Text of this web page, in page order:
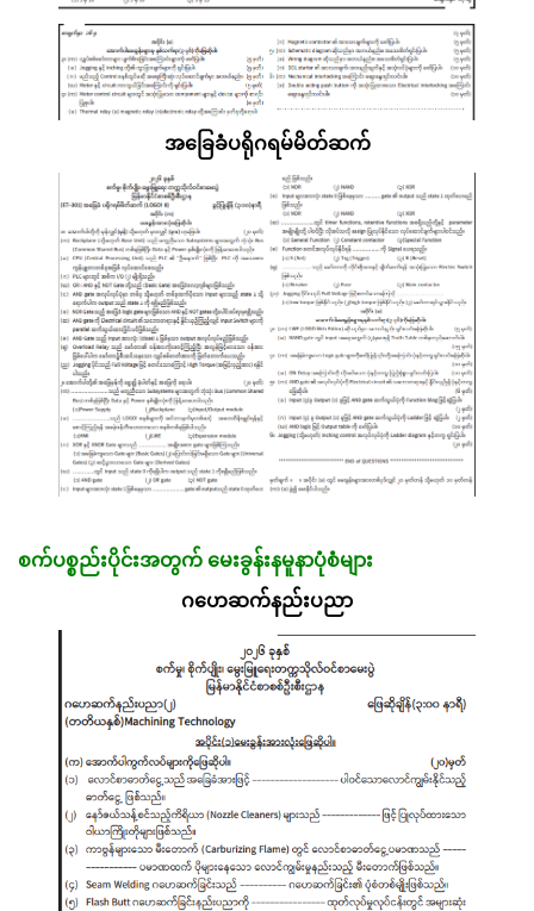
အခြေခံပရိုဂရမ်မိတ်ဆက်
စက်ပစ္စည်းပိုင်းအတွက် မေးခွန်းနမူနာပုံစံများ
ဂဟေဆက်နည်းပညာ